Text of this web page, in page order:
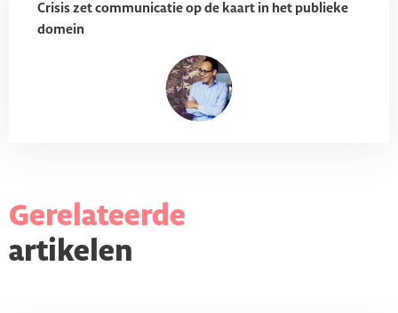
Crisis zet communicatie op de kaart in het publieke
domein
Gerelateerde
artikelen